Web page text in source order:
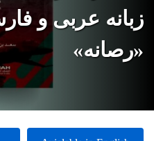
زبانه عربی و
«رصانه»